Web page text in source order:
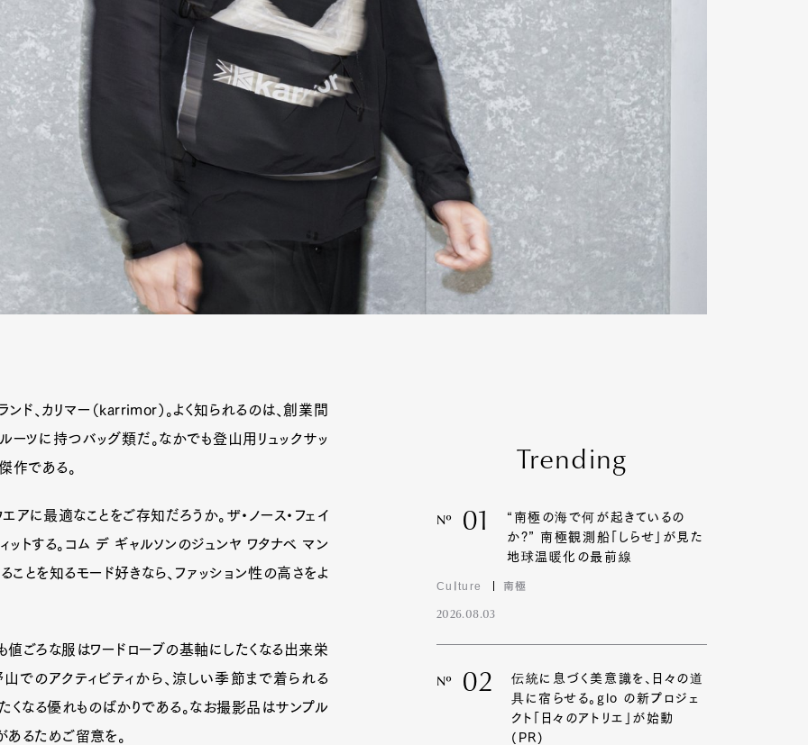
、カリマー（karrimor）。よく知られるのは、創業間
ツに持つバッグ類だ。なかでも登山用リュックサッ
作である。
アに最適なことをご存知だろうか。ザ・ノース・フェイ
トする。コム デ ギャルソンのジュンヤ ワタナベ マン
とを知るモード好きなら、ファッション性の高さをよ
ごろな服はワードローブの基軸にしたくなる出来栄
でのアクティビティから、涼しい季節まで着られる
なる優れものばかりである。なお撮影品はサンプル
るためご留意を。
Trending
Nº 01
“南極の海で何が起きているの
か?” 南極観測船「しらせ」が見た
地球温暖化の最前線
Culture 南極
2026.08.03
Nº 02
伝統に息づく美意識を、日々の道
具に宿らせる。glo の新プロジェ
クト「日々のアトリエ」が始動
(PR)